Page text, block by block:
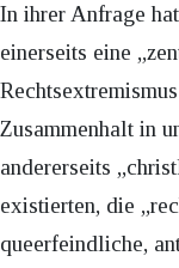
In ihrer Anfrage
einerseits eine
Zusammenhalt in
andererseits
existierten, die
queerfeindliche,